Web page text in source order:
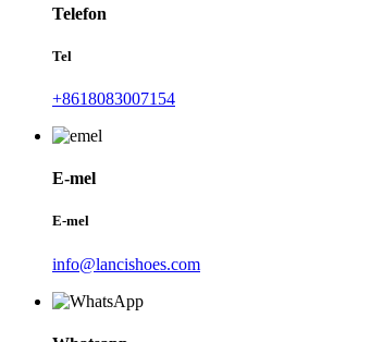
Telefon
Tel
+8618083007154
E-mel
E-mel
info@lancishoes.com